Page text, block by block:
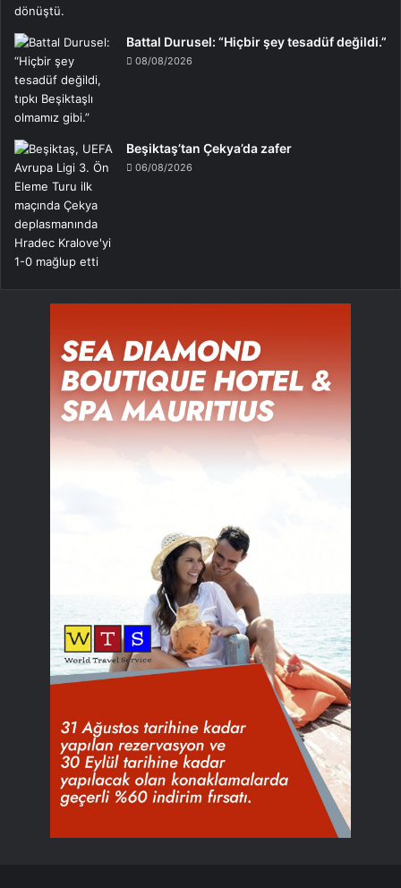
Battal Durusel: “Hiçbir şey tesadüf değildi.”
08/08/2026
Beşiktaş’tan Çekya’da zafer
06/08/2026